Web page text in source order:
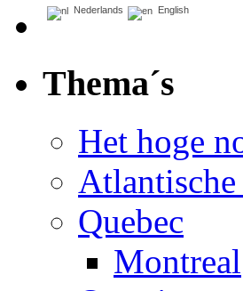
Nederlands English
Thema´s
Het hoge
Quebec
Montreal